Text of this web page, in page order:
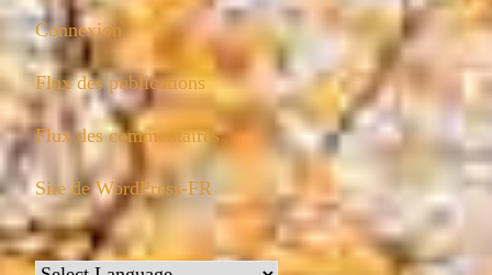
Connexion
Flux des publications
Flux des commentaires
Site de WordPress-FR